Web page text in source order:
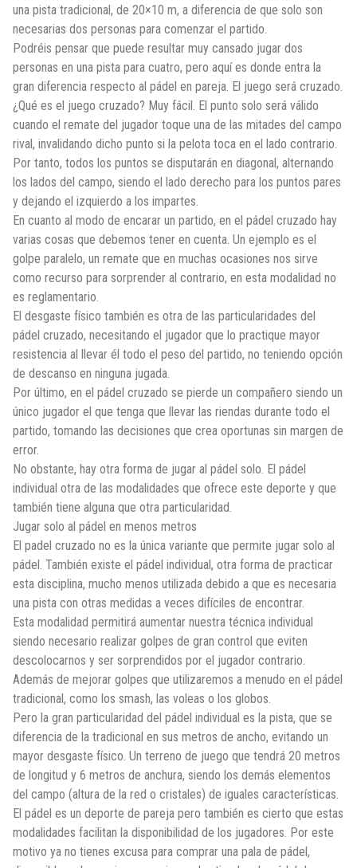
una pista tradicional, de 20×10 m, a diferencia de que solo son
necesarias dos personas para comenzar el partido.
Podréis pensar que puede resultar muy cansado jugar dos
personas en una pista para cuatro, pero aquí es donde entra la
gran diferencia respecto al pádel en pareja. El juego será cruzado.
¿Qué es el juego cruzado? Muy fácil. El punto solo será válido
cuando el remate del jugador toque una de las mitades del campo
rival, invalidando dicho punto si la pelota toca en el lado contrario.
Por tanto, todos los puntos se disputarán en diagonal, alternando
los lados del campo, siendo el lado derecho para los puntos pares
y dejando el izquierdo a los impartes.
En cuanto al modo de encarar un partido, en el pádel cruzado hay
varias cosas que debemos tener en cuenta. Un ejemplo es el
golpe paralelo, un remate que en muchas ocasiones nos sirve
como recurso para sorprender al contrario, en esta modalidad no
es reglamentario.
El desgaste físico también es otra de las particularidades del
pádel cruzado, necesitando el jugador que lo practique mayor
resistencia al llevar él todo el peso del partido, no teniendo opción
de descanso en ninguna jugada.
Por último, en el pádel cruzado se pierde un compañero siendo un
único jugador el que tenga que llevar las riendas durante todo el
partido, tomando las decisiones que crea oportunas sin margen de
error.
No obstante, hay otra forma de jugar al pádel solo. El pádel
individual otra de las modalidades que ofrece este deporte y que
también tiene alguna que otra particularidad.
Jugar solo al pádel en menos metros
El padel cruzado no es la única variante que permite jugar solo al
pádel. También existe el pádel individual, otra forma de practicar
esta disciplina, mucho menos utilizada debido a que es necesaria
una pista con otras medidas a veces difíciles de encontrar.
Esta modalidad permitirá aumentar nuestra técnica individual
siendo necesario realizar golpes de gran control que eviten
descolocarnos y ser sorprendidos por el jugador contrario.
Además de mejorar golpes que utilizaremos a menudo en el pádel
tradicional, como los smash, las voleas o los globos.
Pero la gran particularidad del pádel individual es la pista, que se
diferencia de la tradicional en sus metros de ancho, evitando un
mayor desgaste físico. Un terreno de juego que tendrá 20 metros
de longitud y 6 metros de anchura, siendo los demás elementos
del campo (altura de la red o cristales) de iguales características.
El pádel es un deporte de pareja pero también es cierto que estas
modalidades facilitan la disponibilidad de los jugadores. Por este
motivo ya no tienes excusa para comprar una pala de pádel,